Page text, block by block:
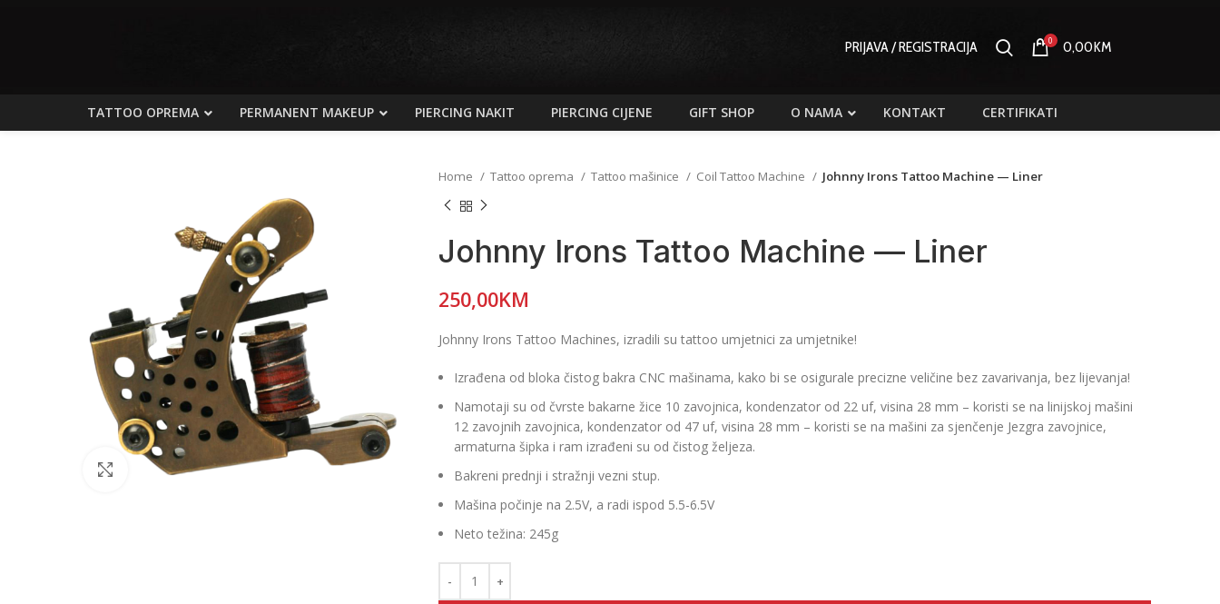
PRIJAVA / REGISTRACIJA 0 0,00KM
TATTOO OPREMA PERMANENT MAKEUP PIERCING NAKIT PIERCING CIJENE GIFT SHOP O NAMA KONTAKT CERTIFIKATI
Click to enlarge
Home Tattoo oprema Tattoo mašinice Coil Tattoo Machine Johnny Irons Tattoo Machine — Liner
Johnny Irons Tattoo Machine — Liner
250,00KM
Johnny Irons Tattoo Machines, izradili su tattoo umjetnici za umjetnike!
Izrađena od bloka čistog bakra CNC mašinama, kako bi se osigurale precizne veličine bez zavarivanja, bez lijevanja!
Namotaji su od čvrste bakarne žice 10 zavojnica, kondenzator od 22 uf, visina 28 mm – koristi se na linijskoj mašini
12 zavojnih zavojnica, kondenzator od 47 uf, visina 28 mm – koristi se na mašini za sjenčenje Jezgra zavojnice,
armaturna šipka i ram izrađeni su od čistog željeza.
Bakreni prednji i stražnji vezni stup.
Mašina počinje na 2.5V, a radi ispod 5.5-6.5V
Neto težina: 245g